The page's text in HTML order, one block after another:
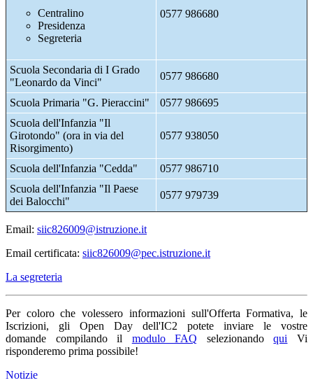
Centralino
Presidenza
Segreteria
0577 986680
Scuola Secondaria di I Grado
"Leonardo da Vinci"
0577 986680
Scuola Primaria "G. Pieraccini"
0577 986695
Scuola dell'Infanzia "Il
Girotondo" (ora in via del
Risorgimento)
0577 938050
Scuola dell'Infanzia "Cedda" 0577 986710
Scuola dell'Infanzia "Il Paese
dei Balocchi"
0577 979739
Email: siic826009@istruzione.it
Email certificata: siic826009@pec.istruzione.it
La segreteria
Per coloro che volessero informazioni sull'Offerta Formativa, le
Iscrizioni, gli Open Day dell'IC2 potete inviare le vostre
domande compilando il modulo FAQ selezionandoqui Vi
risponderemo prima possibile!
Notizie